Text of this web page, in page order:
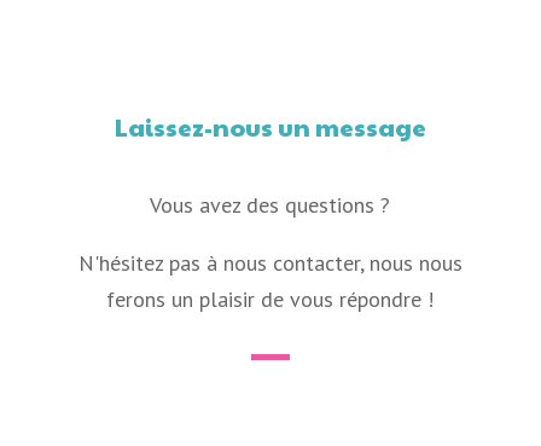
Laissez-nous un message
Vous avez des questions ?
N'hésitez pas à nous contacter, nous nous
ferons un plaisir de vous répondre !